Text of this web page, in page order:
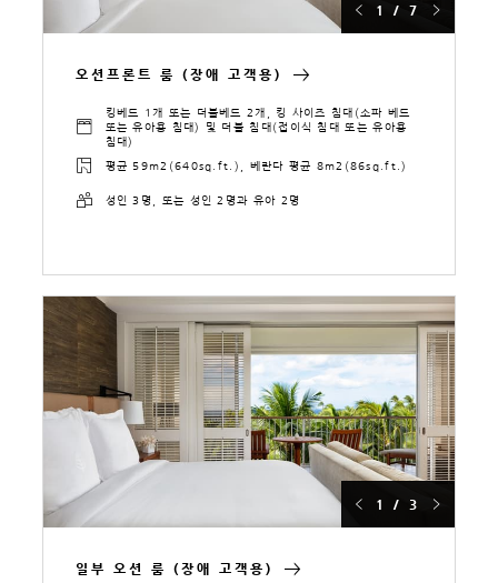
1 / 7
오션프론트 룸 (장애 고객용)
킹베드 1개 또는 더블베드 2개, 킹 사이즈 침대(소파 베드
또는 유아용 침대) 및 더블 침대(접이식 침대 또는 유아용
침대)
평균 59m2(640sq.ft.), 베란다 평균 8m2(86sq.ft.)
성인 3명, 또는 성인 2명과 유아 2명
1 / 3
일부 오션 룸 (장애 고객용)